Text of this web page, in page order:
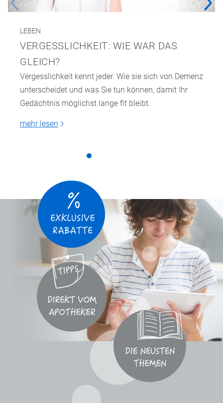
LEBEN
VERGESSLICHKEIT: WIE WAR DAS
GLEICH?
Vergesslichkeit kennt jeder. Wie sie sich von Demenz
unterscheidet und was Sie tun können, damit Ihr
Gedächtnis möglichst lange fit bleibt.
mehr lesen